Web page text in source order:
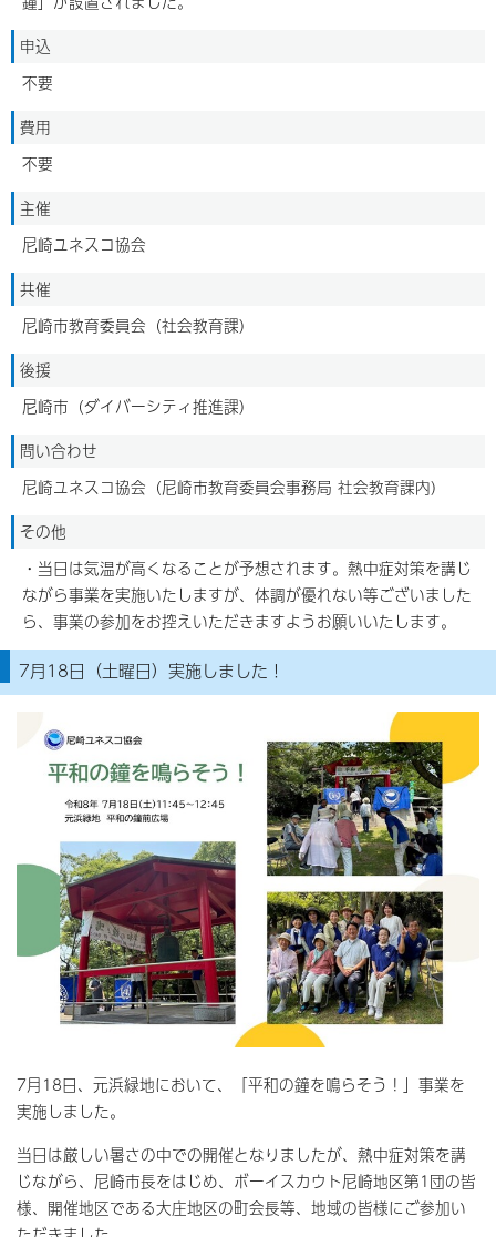
申込
不要
費用
不要
主催
尼崎ユネスコ協会
共催
尼崎市教育委員会（社会教育課）
後援
尼崎市（ダイバーシティ推進課）
問い合わせ
尼崎ユネスコ協会（尼崎市教育委員会事務局 社会教育課内）
その他
・当日は気温が高くなることが予想されます。熱中症対策を講じ
ながら事業を実施いたしますが、体調が優れない等ございました
ら、事業の参加をお控えいただきますようお願いいたします。
7月18日（土曜日）実施しました！
7月18日、元浜緑地において、「平和の鐘を鳴らそう！」事業を
実施しました。
当日は厳しい暑さの中での開催となりましたが、熱中症対策を講
じながら、尼崎市長をはじめ、ボーイスカウト尼崎地区第1団の皆
様、開催地区である大庄地区の町会長等、地域の皆様にご参加い